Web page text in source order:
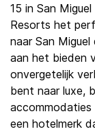
15 in San
Resorts het
naar San
aan het bieden
onvergetelijk
bent naar luxe,
accommodaties
een hotelmerk